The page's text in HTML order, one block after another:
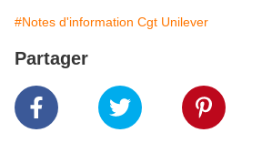
#Notes d'information Cgt Unilever
Partager